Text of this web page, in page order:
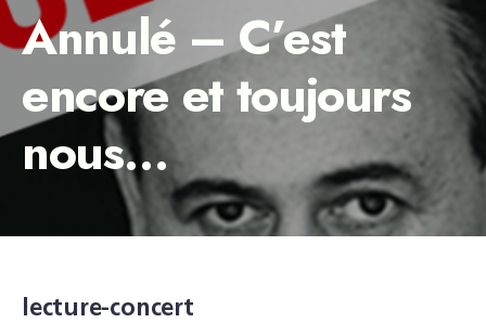
Annulé – C’est
encore et toujours
nous…
lecture-concert